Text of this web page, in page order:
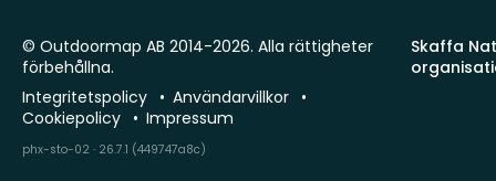
Skaffa
© Outdoormap AB 2014-2026. Alla rättigheter
förbehållna.
Integritetspolicy
Användarvillkor
Cookiepolicy
Impressum
phx-sto-02 · 26.7.1 (449747a8c)